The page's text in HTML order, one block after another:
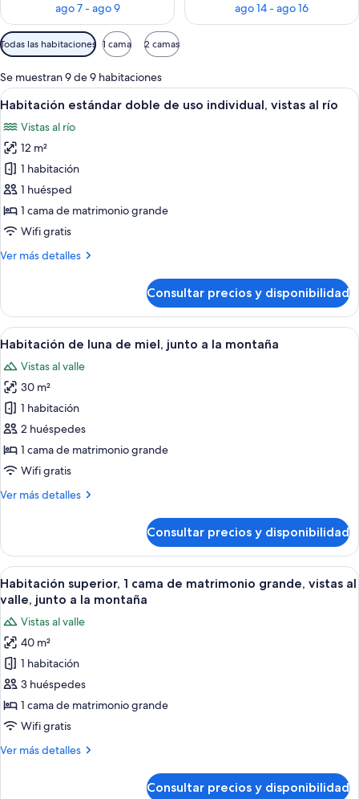
ago 7 - ago 9
ago 14 - ago 16
Filtros
disponibles
para
las
habitaciones
Todas las habitaciones 1 cama 2 camas
Se muestran 9 de 9 habitaciones
Abrir
todas
las
fotos
de
Habitación
estándar
doble
uso
al
río
Una cama con ropa de cama y
4
Habitación estándar doble de uso individual, vistas al río
Vistas al río
12 m²
1 habitación
1 huésped
1 cama de matrimonio grande
Wifi gratis
Ver más detalles
Más
estándar
doble
de
individual,
vistas
al
río
Consultar precios y disponibilidad
Abrir
todas
las
fotos
de
Habitación
de
luna
miel,
la
montaña
Una casa de madera rústica con
7
Habitación de luna de miel, junto a la montaña
Vistas al valle
30 m²
1 habitación
2 huéspedes
1 cama de matrimonio grande
Wifi gratis
Ver más detalles
Más
de
luna
de
miel,
a
la
montaña
Consultar precios y disponibilidad
Abrir
todas
fotos
de
Habitación
superior,
1
cama
matrimonio
Un sendero de madera que lleva a
11
Habitación superior, 1 cama de matrimonio grande, vistas al
valle, junto a la montaña
Vistas al valle
40 m²
1 habitación
3 huéspedes
1 cama de matrimonio grande
Wifi gratis
Ver más detalles
Más
Consultar precios y disponibilidad